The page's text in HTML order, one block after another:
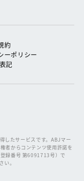
約
ーポリシー
記
したサービスです。ABJマー
者からコンテンツ使用許諾を
録番号 第6091713号）で
い。